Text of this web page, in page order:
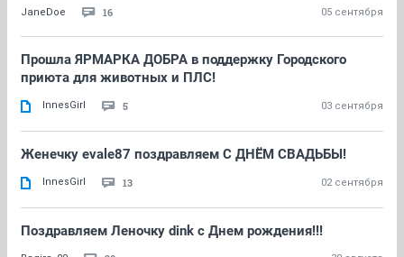
JaneDoe 16 05 сентября
Прошла ЯРМАРКА ДОБРА в поддержку Городского
приюта для животных и ПЛС!
InnesGirl 5 03 сентября
Женечку evale87 поздравляем С ДНЁМ СВАДЬБЫ!
InnesGirl 13 02 сентября
Поздравляем Леночку dink с Днем рождения!!!